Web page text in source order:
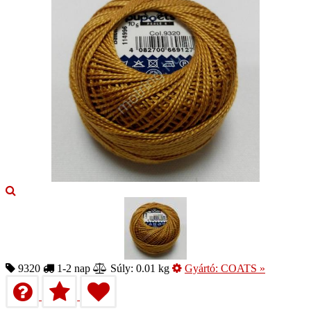
9320 1-2 nap Súly: 0.01 kg Gyártó: COATS »